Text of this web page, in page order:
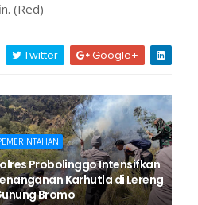
(Red)
Twitter Google+
Probolinggo Intensifkan
Karhutla di Lereng
Bromo